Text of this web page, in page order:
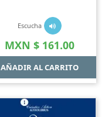
Escucha
Precio
MXN $ 161.00
AÑADIR AL CARRITO